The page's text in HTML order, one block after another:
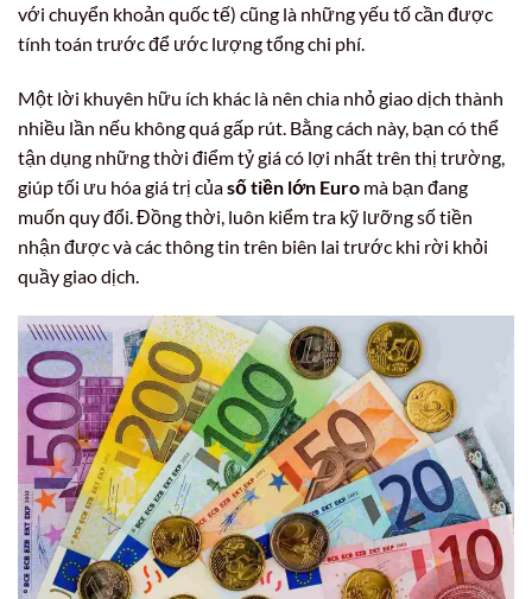
với chuyển khoản quốc tế) cũng là những yếu tố cần được
tính toán trước để ước lượng tổng chi phí.
Một lời khuyên hữu ích khác là nên chia nhỏ giao dịch thành
nhiều lần nếu không quá gấp rút. Bằng cách này, bạn có thể
tận dụng những thời điểm tỷ giá có lợi nhất trên thị trường,
giúp tối ưu hóa giá trị củasố tiền lớn Euro mà bạn đang
muốn quy đổi. Đồng thời, luôn kiểm tra kỹ lưỡng số tiền
nhận được và các thông tin trên biên lai trước khi rời khỏi
quầy giao dịch.